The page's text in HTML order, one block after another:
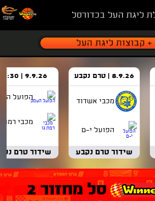
ליגת העל בכדורסל
8.9.26 | טרם נקבע
מכבי אשדוד
הפועל י-ם
שידור טרם נקבע
9.9.26 | 18:30
הפועל
מכבי רמת
שידור טרם
סל מחזור 2